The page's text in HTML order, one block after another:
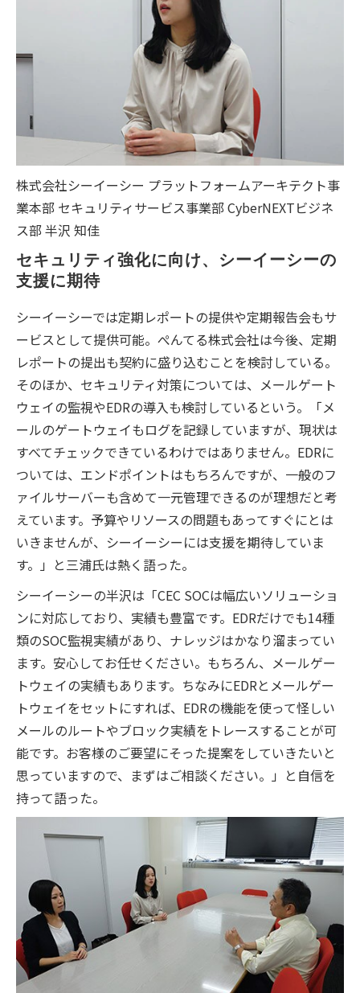
株式会社シーイーシー プラットフォームアーキテクト事
業本部 セキュリティサービス事業部 CyberNEXTビジネ
ス部 半沢 知佳
セキュリティ強化に向け、シーイーシーの
支援に期待
シーイーシーでは定期レポートの提供や定期報告会もサ
ービスとして提供可能。ぺんてる株式会社は今後、定期
レポートの提出も契約に盛り込むことを検討している。
そのほか、セキュリティ対策については、メールゲート
ウェイの監視やEDRの導入も検討しているという。「メ
ールのゲートウェイもログを記録していますが、現状は
すべてチェックできているわけではありません。EDRに
ついては、エンドポイントはもちろんですが、一般のフ
ァイルサーバーも含めて一元管理できるのが理想だと考
えています。予算やリソースの問題もあってすぐにとは
いきませんが、シーイーシーには支援を期待していま
す。」と三浦氏は熱く語った。
シーイーシーの半沢は「CEC SOCは幅広いソリューショ
ンに対応しており、実績も豊富です。EDRだけでも14種
類のSOC監視実績があり、ナレッジはかなり溜まってい
ます。安心してお任せください。もちろん、メールゲー
トウェイの実績もあります。ちなみにEDRとメールゲー
トウェイをセットにすれば、EDRの機能を使って怪しい
メールのルートやブロック実績をトレースすることが可
能です。お客様のご要望にそった提案をしていきたいと
思っていますので、まずはご相談ください。」と自信を
持って語った。